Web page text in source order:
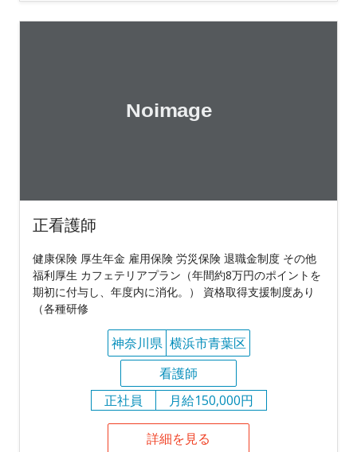
正看護師
健康保険 厚生年金 雇用保険 労災保険 退職金制度 その他
福利厚生 カフェテリアプラン（年間約8万円のポイントを
期初に付与し、年度内に消化。） 資格取得支援制度あり
（各種研修
神奈川県 横浜市青葉区
看護師
正社員
月給150,000円
詳細を見る